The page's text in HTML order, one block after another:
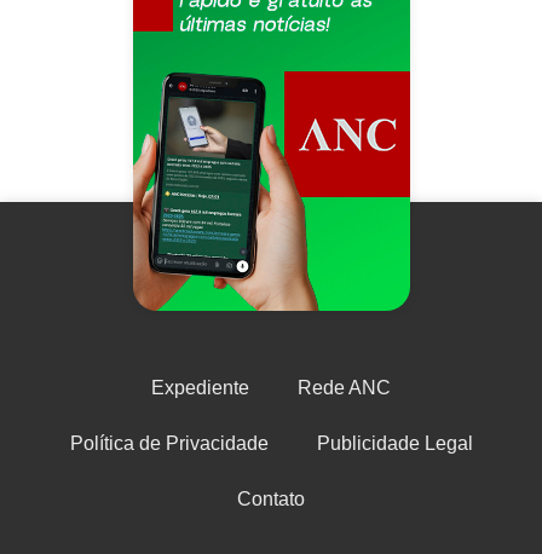
Expediente Rede ANC
Política de Privacidade Publicidade Legal
Contato